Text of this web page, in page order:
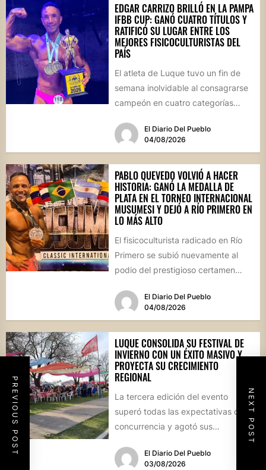
PREVIOUS POST NEXT POST
EDGAR CARRIZO BRILLÓ EN LA PAMPA
IFBB CUP: GANÓ CUATRO TÍTULOS Y
RATIFICÓ SU LUGAR ENTRE LOS
MEJORES FISICOCULTURISTAS DEL
PAÍS
El atleta de Luque tuvo un fin de
semana inolvidable al consagrarse
campeón en cuatro categorías
competencia...El Diario Del Pueblo
04/08/2026
PABLO QUEVEDO VOLVIÓ A HACER
HISTORIA: GANÓ LA MEDALLA DE
PLATA EN EL TORNEO INTERNACIONAL
MUSUMESI Y DEJÓ A RÍO PRIMERO EN
LO MÁS ALTO
El fisicoculturista radicado en Río
Primero se subió nuevamente al
podio del prestigioso certamen
este fin de...El Diario Del Pueblo
04/08/2026
LUQUE CONSOLIDA SU FESTIVAL DE
INVIERNO CON UN ÉXITO MASIVO Y
PROYECTA SU CRECIMIENTO
REGIONAL
La tercera edición del evento
superó todas las expectativas de
concurrencia y agotó sus
propuestas gastronómicas. En este
marco, el...El Diario Del Pueblo
03/08/2026